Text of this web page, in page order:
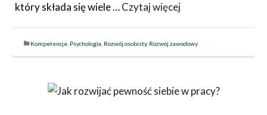
który składa się wiele …Czytaj więcej
Kompetencje Psychologia Rozwój osobisty, Rozwój zawodowy